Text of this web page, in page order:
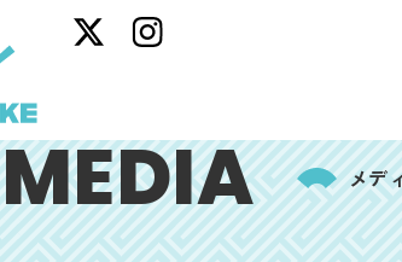
MEDIA メデ